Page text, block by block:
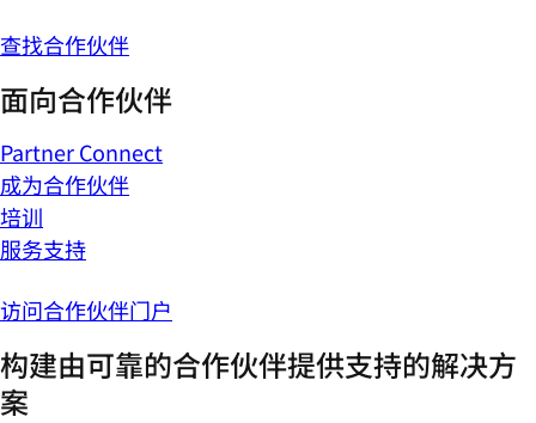
查找合作伙伴
面向合作伙伴
Partner Connect
成为合作伙伴
培训
服务支持
访问合作伙伴门户
构建由可靠的合作伙伴提供支持的解决方
案